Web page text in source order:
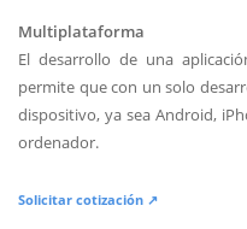
Multiplataforma
El desarrollo de una
permite que con un solo
dispositivo, ya sea Android,
ordenador.
Solicitar cotización ↗